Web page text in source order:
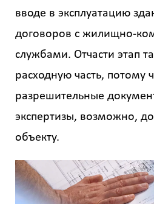
вводе в эксплуатацию
договоров с жилищно-
службами. Отчасти этап
расходную часть, потому
разрешительные
экспертизы, возможно,
объекту.